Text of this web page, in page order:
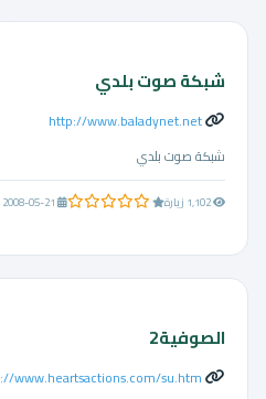
شبكة صوت بلدي
http://www.baladynet.net
شبكة صوت بلدي
0.0 من 5 نجوم 2008-05-21
الصوفية2
http://www.heartsactions.com/su.htm